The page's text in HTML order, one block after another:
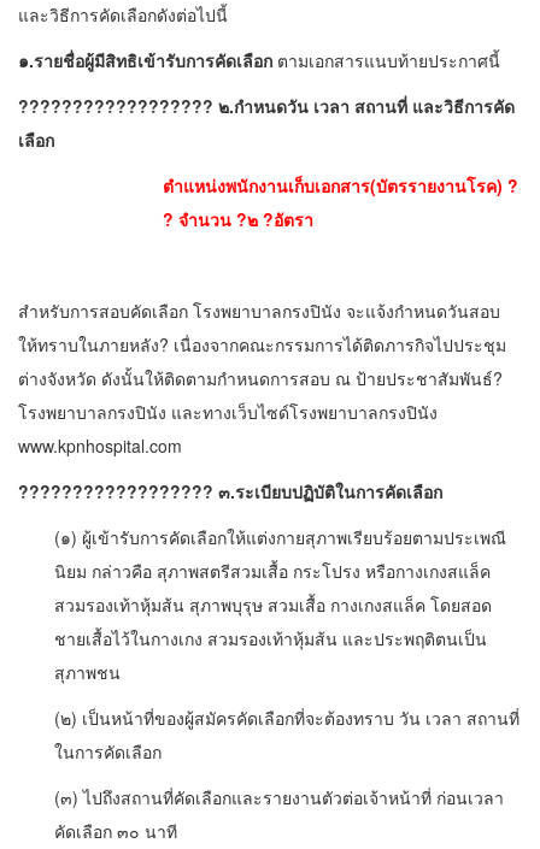
และวิธีการคัดเลือกดังต่อไปนี้
๑.รายชื่อผู้มีสิทธิเข้ารับการคัดเลือก ตามเอกสารแนบท้ายประกาศนี้
?????????????????? ๒.กำหนดวัน เวลา สถานที่ และวิธีการคัด
เลือก
ตำแหน่งพนักงานเก็บเอกสาร(บัตรรายงานโรค) ?
? จำนวน ?๒ ?อัตรา
สำหรับการสอบคัดเลือก โรงพยาบาลกรงปินัง จะแจ้งกำหนดวันสอบ
ให้ทราบในภายหลัง? เนื่องจากคณะกรรมการได้ติดภารกิจไปประชุม
ต่างจังหวัด ดังนั้นให้ติดตามกำหนดการสอบ ณ ป้ายประชาสัมพันธ์?
โรงพยาบาลกรงปินัง และทางเว็บไซด์โรงพยาบาลกรงปินัง
www.kpnhospital.com
?????????????????? ๓.ระเบียบปฏิบัติในการคัดเลือก
(๑) ผู้เข้ารับการคัดเลือกให้แต่งกายสุภาพเรียบร้อยตามประเพณี
นิยม กล่าวคือ สุภาพสตรีสวมเสื้อ กระโปรง หรือกางเกงสแล็ค
สวมรองเท้าหุ้มส้น สุภาพบุรุษ สวมเสื้อ กางเกงสแล็ค โดยสอด
ชายเสื้อไว้ในกางเกง สวมรองเท้าหุ้มส้น และประพฤติตนเป็น
สุภาพชน
(๒) เป็นหน้าที่ของผู้สมัครคัดเลือกที่จะต้องทราบ วัน เวลา สถานที่
ในการคัดเลือก
(๓) ไปถึงสถานที่คัดเลือกและรายงานตัวต่อเจ้าหน้าที่ ก่อนเวลา
คัดเลือก ๓๐ นาที